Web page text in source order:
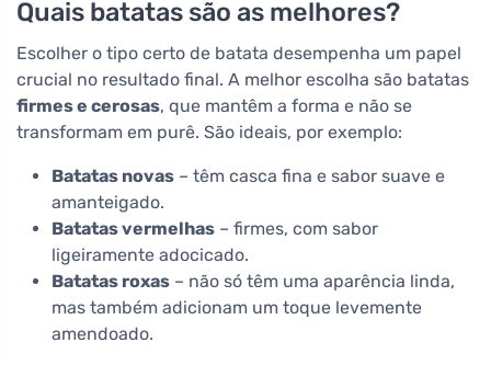
Quais batatas são as melhores?
Escolher o tipo certo de batata desempenha um papel
crucial no resultado final. A melhor escolha são batatas
firmes e cerosas, que mantêm a forma e não se
transformam em purê. São ideais, por exemplo:
Batatas novas – têm casca fina e sabor suave e
amanteigado.
Batatas vermelhas – firmes, com sabor
ligeiramente adocicado.
Batatas roxas – não só têm uma aparência linda,
mas também adicionam um toque levemente
amendoado.